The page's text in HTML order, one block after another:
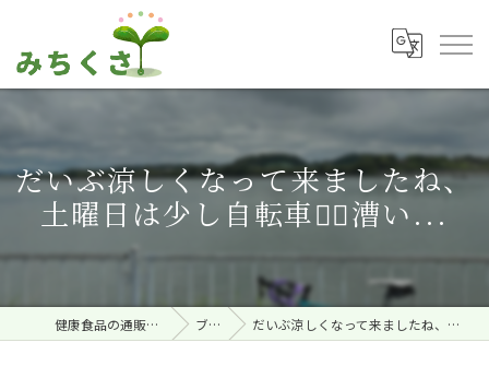
だいぶ涼しくなって来ましたね、
土曜日は少し自転車🚴‍♀️漕い...
健康食品の通販ならみちくさ。 ブログ だいぶ涼しくなって来ましたね、土曜日は少し自転車🚴‍♀️漕い...